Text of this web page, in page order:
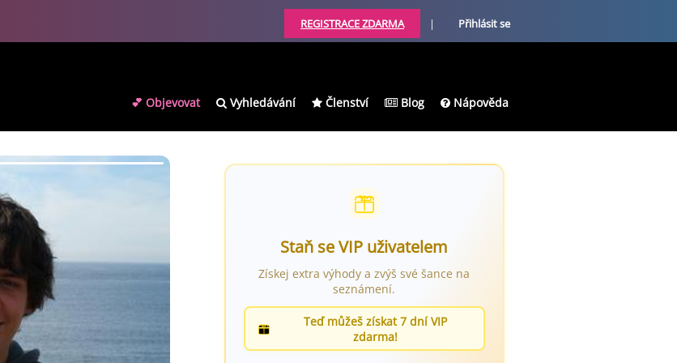
REGISTRACE ZDARMA | Přihlásit se
💕 Objevovat Vyhledávání Členství Blog Nápověda
Staň se VIP uživatelem
Získej extra výhody a zvýš své šance na
seznámení.
Teď můžeš získat 7 dní VIP
zdarma!